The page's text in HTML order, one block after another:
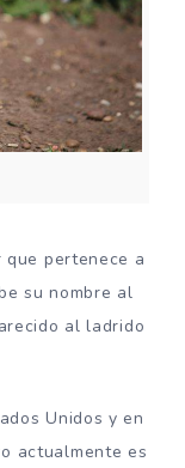
pertenece a
su nombre al
al ladrido
Unidos y en
actualmente es